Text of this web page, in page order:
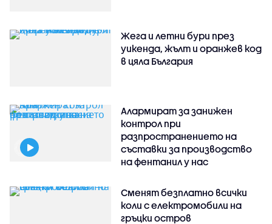
Жега и летни бури през
уикенда, жълт и оранжев код
в цяла България
Алармират за занижен
контрол при
разпространението на
съставки за производство
на фентанил у нас
Сменят безплатно всички
коли с електромобили на
гръцки остров